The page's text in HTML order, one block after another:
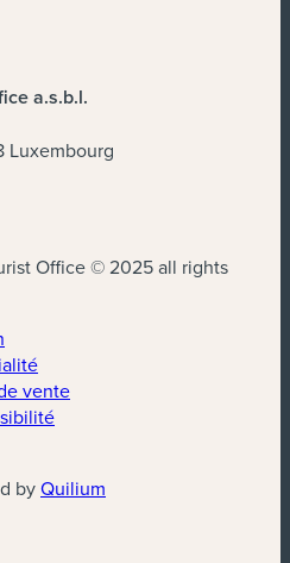
a.s.b.l.
Luxembourg
Office © 2025 all rights
vente
byQuilium